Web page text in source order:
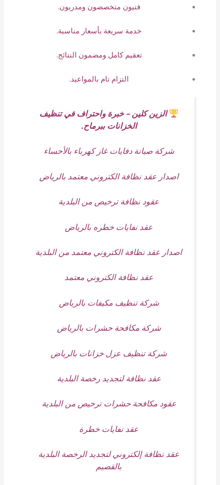
فنيون متخصصون ومدربون.
خدمة سريعة بأسعار مناسبة.
تعقيم كامل ومضمون النتائج.
التزام تام بالمواعيد.
الزين كلين – خبرة واحتراف في تنظيف
الخزانات ببرماح.
شركة صيانة دفايات غاز كهرباء بالأحساء
اصدار عقد نظافة الكتروني معتمد بالرياض
عقود نظافة ترخيص من البلدية
عقد نفايات خطره بالرياض
اصدار عقد نظافة الكتروني معتمد من البلدية
عقد نظافة الكتروني معتمد
شركة تنظيف مكيفات بالرياض
شركة مكافحة حشرات بالرياض
شركة تنظيف عزل خزانات بالرياض
عقد نظافة لتجديد رخصة البلدية
عقود مكافحة حشرات ترخيص من البلدية
عقد نفايات خطرة
عقد نظافة إلكتروني لتجديد الرخصة البلدية
بالقصيم